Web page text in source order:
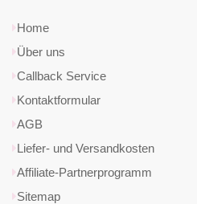
Home
Über uns
Callback Service
Kontaktformular
AGB
Liefer- und Versandkosten
Affiliate-Partnerprogramm
Sitemap